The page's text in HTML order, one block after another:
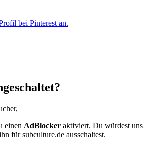
bei Pinterest an.
einen AdBlocker aktiviert. Du würdest uns
für subculture.de ausschaltest.